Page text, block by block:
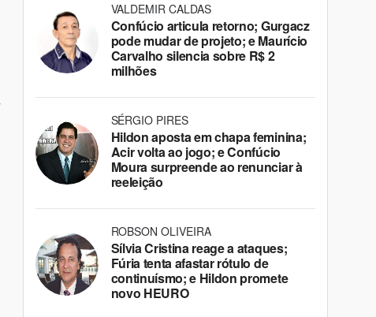
VALDEMIR CALDAS
Confúcio articula retorno; Gurgacz
pode mudar de projeto; e Maurício
Carvalho silencia sobre R$ 2
milhões
SÉRGIO PIRES
Hildon aposta em chapa feminina;
Acir volta ao jogo; e Confúcio
Moura surpreende ao renunciar à
reeleição
ROBSON OLIVEIRA
Sílvia Cristina reage a ataques;
Fúria tenta afastar rótulo de
continuísmo; e Hildon promete
novo HEURO